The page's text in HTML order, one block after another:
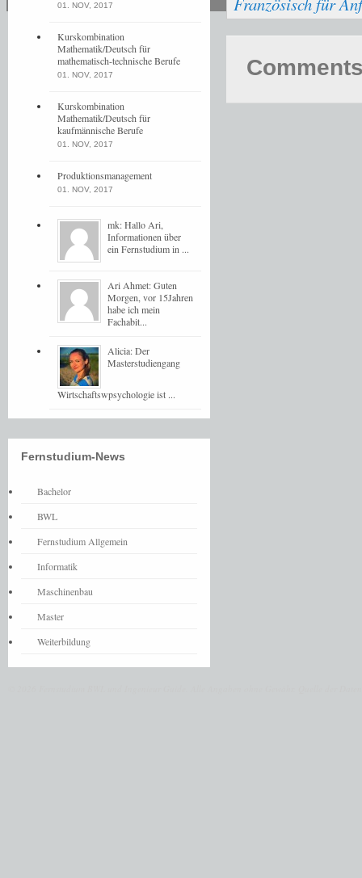
01. NOV, 2017
Kurskombination
Mathematik/Deutsch für
mathematisch-technische Berufe
01. NOV, 2017
Kurskombination
Mathematik/Deutsch für
kaufmännische Berufe
01. NOV, 2017
Produktionsmanagement
01. NOV, 2017
mk: Hallo Ari,
Informationen über
ein Fernstudium in ...
Ari Ahmet: Guten
Morgen, vor 15Jahren
habe ich mein
Fachabit...
Alicia: Der
Masterstudiengang
Wirtschaftswpsychologie ist ...
Fernstudium-News
Bachelor
BWL
Fernstudium Allgemein
Informatik
Maschinenbau
Master
Weiterbildung